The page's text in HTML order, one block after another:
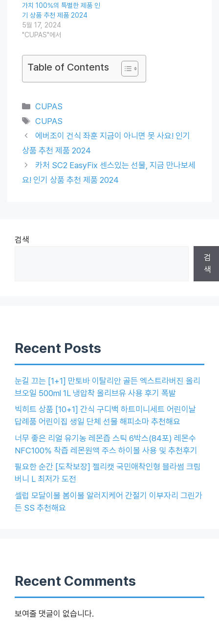
가치 100%의 특별한 제품 인
기 상품 추천 제품 2024
5월 17, 2024
"CUPAS"에서
Table of Contents
Categories
CUPAS
Tags
CUPAS
에버조이 건식 좌훈 지금이 아니면 못 사요! 인기
상품 추천 제품 2024
카처 SC2 EasyFix 센스있는 선물, 지금 만나보세
요! 인기 상품 추천 제품 2024
검색
검
색
Recent Posts
눈길 끄는 [1+1] 만토바 이탈리안 골든 엑스트라버진 올리
브오일 500ml 1L 냉압착 올리브유 사용 후기 폭발
빅히트 상품 [10+1] 간식 구디백 하트미니세트 어린이날
답례품 어린이집 생일 단체 선물 해피소마 추천해요
너무 좋은 리얼 유기농 레몬즙 스틱 6박스(84포) 레몬수
NFC100% 착즙 레몬원액 주스 하이볼 사용 및 추천후기
필요한 순간 [도착보장] 젤리캣 국민애착인형 블라썸 크림
버니 L 최저가 도전
셀럽 모달이불 봄이불 알러지케어 간절기 이부자리 그린가
든 SS 추천해요
Recent Comments
보여줄 댓글이 없습니다.